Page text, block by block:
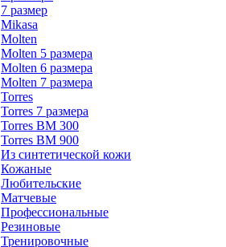
7 размер
Mikasa
Molten
Molten 5 размера
Molten 6 размера
Molten 7 размера
Torres
Torres 7 размера
Torres BM 300
Torres BM 900
Из синтетической кожи
Кожаные
Любительские
Матчевые
Профессиональные
Резиновые
Тренировочные